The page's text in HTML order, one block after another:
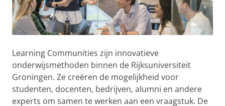
Learning Communities zijn innovatieve
onderwijsmethoden binnen de Rijksuniversiteit
Groningen. Ze creëren de mogelijkheid voor
studenten, docenten, bedrijven, alumni en andere
experts om samen te werken aan een vraagstuk. De